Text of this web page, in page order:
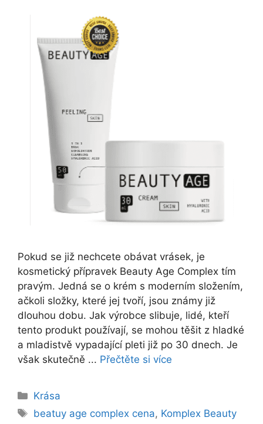
Pokud se již nechcete obávat vrásek, je
kosmetický přípravek Beauty Age Complex tím
pravým. Jedná se o krém s moderním složením,
ačkoli složky, které jej tvoří, jsou známy již
dlouhou dobu. Jak výrobce slibuje, lidé, kteří
tento produkt používají, se mohou těšit z hladké
a mladistvě vypadající pleti již po 30 dnech. Je
však skutečně ... Přečtěte si více
Rubriky
Krása
Štítky
beatuy age complex cena, Komplex Beauty